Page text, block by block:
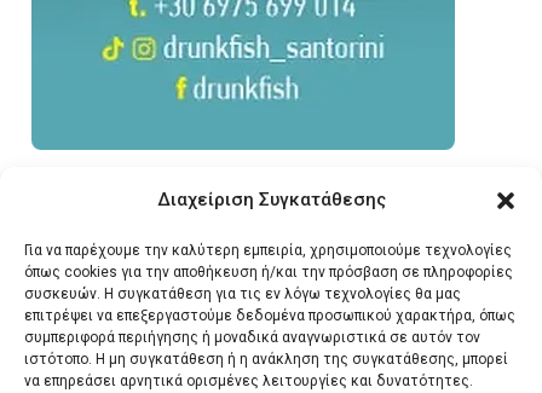
Διαχείριση Συγκατάθεσης
Για να παρέχουμε την καλύτερη εμπειρία, χρησιμοποιούμε τεχνολογίες
όπως cookies για την αποθήκευση ή/και την πρόσβαση σε πληροφορίες
συσκευών. Η συγκατάθεση για τις εν λόγω τεχνολογίες θα μας
επιτρέψει να επεξεργαστούμε δεδομένα προσωπικού χαρακτήρα, όπως
συμπεριφορά περιήγησης ή μοναδικά αναγνωριστικά σε αυτόν τον
ιστότοπο. Η μη συγκατάθεση ή η ανάκληση της συγκατάθεσης, μπορεί
να επηρεάσει αρνητικά ορισμένες λειτουργίες και δυνατότητες.